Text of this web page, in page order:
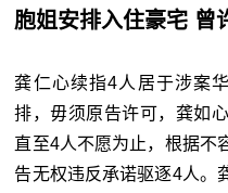
胞姐安排入住豪宅 曾
龚仁心续指4人居于涉案
排，毋须原告许可，龚如
直至4人不愿为止，根据不
告无权违反承诺驱逐4人。